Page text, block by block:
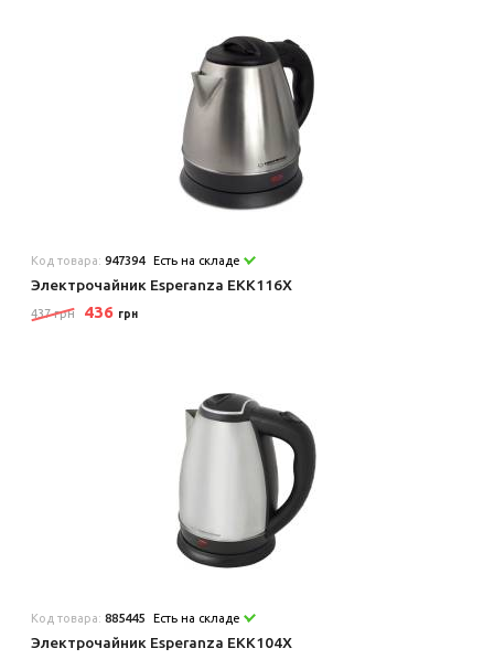
Код товара:947394 Есть на складе
Электрочайник Esperanza EKK116X
437 грн 436 грн
Код товара:885445 Есть на складе
Электрочайник Esperanza EKK104X